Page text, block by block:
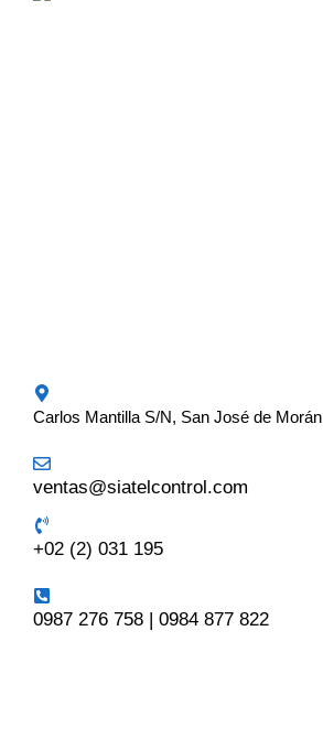
Carlos Mantilla S/N, San José de Morán
ventas@siatelcontrol.com
+02 (2) 031 195
0987 276 758 | 0984 877 822